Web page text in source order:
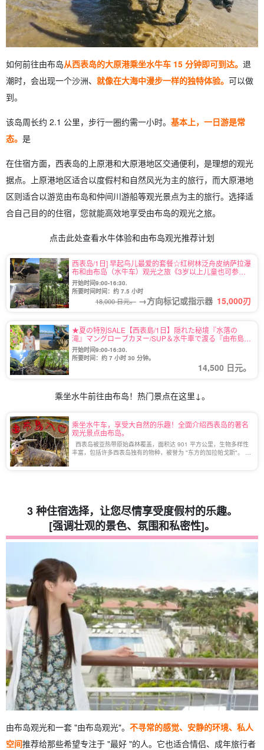
如何前往由布岛从西表岛的大原港乘坐水牛车 15 分钟即可到达。 退
潮时，会出现一个沙洲、 就像在大海中漫步一样的独特体验。 可以做
到。
该岛周长约 2.1 公里，步行一圈约需一小时。 基本上，一日游是常
态。 是
在住宿方面，西表岛的上原港和大原港地区交通便利，是理想的观光
据点。上原港地区适合以度假村和自然风光为主的旅行，而大原港地
区则适合以游览由布岛和仲间川游船等观光景点为主的旅行。选择适
合自己目的的住宿，您就能高效地享受由布岛的观光之旅。
点击此处查看水牛体验和由布岛观光推荐计划
西表岛/1日] 早起鸟儿最爱的套餐☆红树林泛舟皮纳萨拉瀑
布和由布岛（水牛车）观光之旅《3岁以上儿童也可参
加》！
开始时间9:00-16:30.
所要时间时间：约 7.5 小时
18,000 日元。 →方向标记或指示器 15,000刃
★夏の特別SALE【西表島/1日】隠れた秘境『水落の
滝』マングローブカヌー/SUP＆水牛車で渡る『由布島』
観光ツアー★写真無料＆送迎付き（No.112）
开始时间9:00-16:30.
所要时间：约 7 小时 30 分钟。
14,500 日元。
乘坐水牛前往由布岛！热门景点在这里↓。
乘坐水牛车，享受大自然的乐趣！全面介绍西表岛的著名
观光景点由布岛。
西表岛被亚热带原始森林覆盖，面积达 901 平方公里，生物多样性
丰富，包括许多西表岛独有的物种，被誉为 "东方的加拉帕戈斯"。 此
3 种住宿选择，让您尽情享受度假村的乐趣。
[强调壮观的景色、氛围和私密性]。
由布岛观光和一套 "由布岛观光"。 不寻常的感觉、安静的环境、私人
空间推荐给那些希望专注于 "最好 "的人。它也适合情侣、成年旅行者